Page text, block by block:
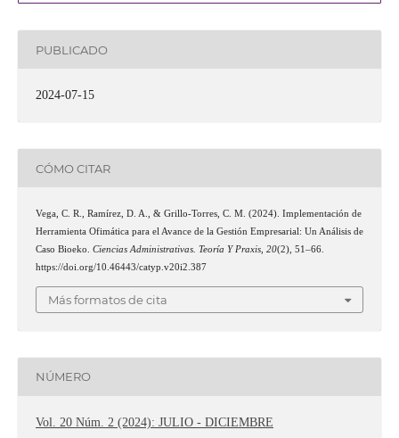
PUBLICADO
2024-07-15
CÓMO CITAR
Vega, C. R., Ramírez, D. A., & Grillo-Torres, C. M. (2024). Implementación de
Herramienta Ofimática para el Avance de la Gestión Empresarial: Un Análisis de
Caso Bioeko. Ciencias Administrativas. Teoría Y Praxis, 20(2), 51–66.
https://doi.org/10.46443/catyp.v20i2.387
Más formatos de cita
NÚMERO
Vol. 20 Núm. 2 (2024): JULIO - DICIEMBRE